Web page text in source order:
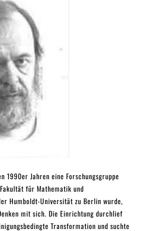
1990er Jahren eine Forschungsgruppe
für Mathematik und
Humboldt-Universität zu Berlin wurde,
mit sich. Die Einrichtung durchlief
Transformation und suchte